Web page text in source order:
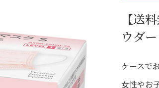
【送
ウダ
ケースで
女性やお